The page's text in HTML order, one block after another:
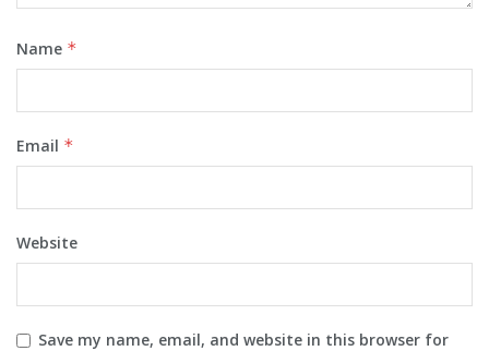
Name *
Email *
Website
Save my name, email, and website in this browser for